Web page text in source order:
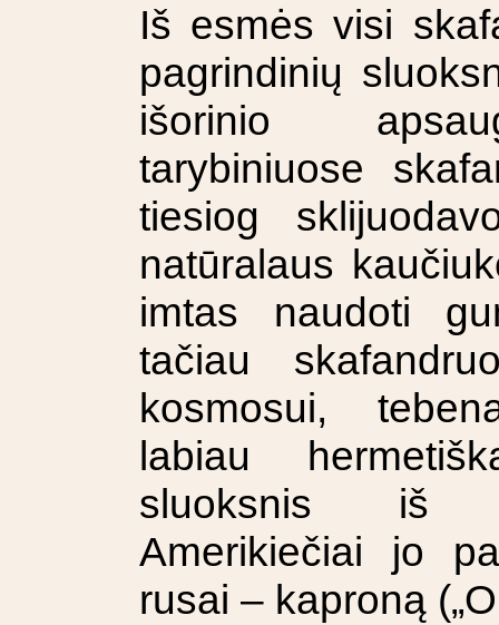
Iš esmės visi
pagrindinių
išorinio
tarybiniuose
tiesiog
natūralaus
imtas naudoti
tačiau
kosmosui,
labiau
sluoksnis iš
Amerikiečiai jo
rusai – kaproną